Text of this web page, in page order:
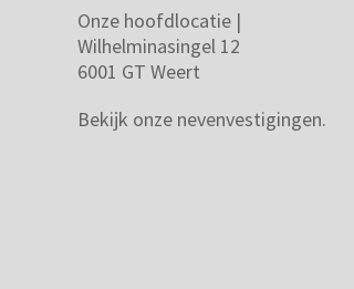
Onze hoofdlocatie |
Wilhelminasingel 12
6001 GT Weert
Bekijk onze nevenvestigingen.